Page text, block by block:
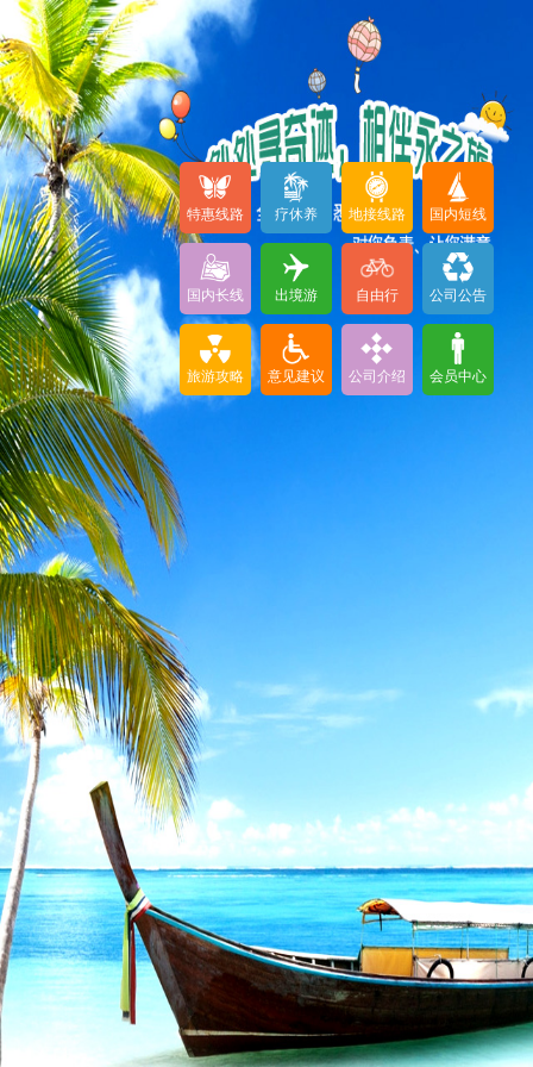
特惠线路 疗休养 地接线路 国内短线
国内长线 出境游 自由行 公司公告
旅游攻略 意见建议 公司介绍 会员中心